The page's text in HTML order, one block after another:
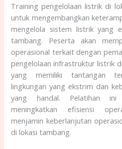
Training pengelolaan listrik di
untuk mengembangkan
mengelola sistem listrik yang
tambang. Peserta akan
operasional terkait dengan
pengelolaan infrastruktur listrik
yang memiliki tantangan
lingkungan yang ekstrim dan
yang handal. Pelatihan
meningkatkan efisiensi
menjamin keberlanjutan
di lokasi tambang.